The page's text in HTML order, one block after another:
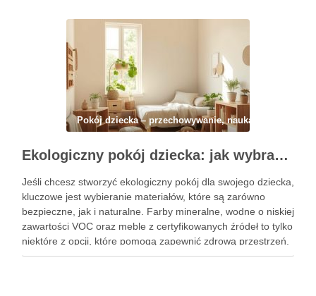
Pokój dziecka – przechowywanie, nauka i codzienny
Ekologiczny pokój dziecka: jak wybrać bezpieczne i naturalne materiały do zdrowej przestrzeni
Jeśli chcesz stworzyć ekologiczny pokój dla swojego dziecka,
kluczowe jest wybieranie materiałów, które są zarówno
bezpieczne, jak i naturalne. Farby mineralne, wodne o niskiej
zawartości VOC oraz meble z certyfikowanych źródeł to tylko
niektóre z opcji, które pomogą zapewnić zdrową przestrzeń.
Wybór odpowiednich materiałów nie tylko chroni zdrowie